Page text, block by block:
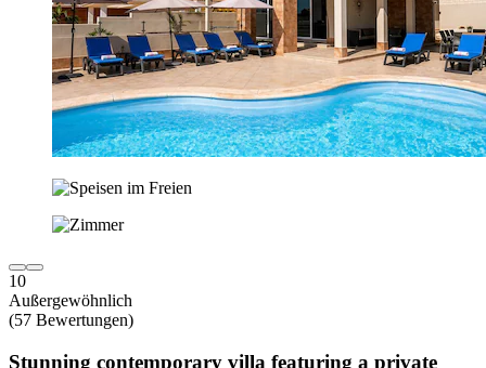
10
Außergewöhnlich
(57 Bewertungen)
Stunning contemporary villa featuring a private